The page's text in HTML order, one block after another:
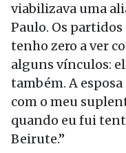
viabilizava uma
Paulo. Os partidos
tenho zero a ver
alguns vínculos:
também. A
com o meu
quando eu fui
Beirute.”